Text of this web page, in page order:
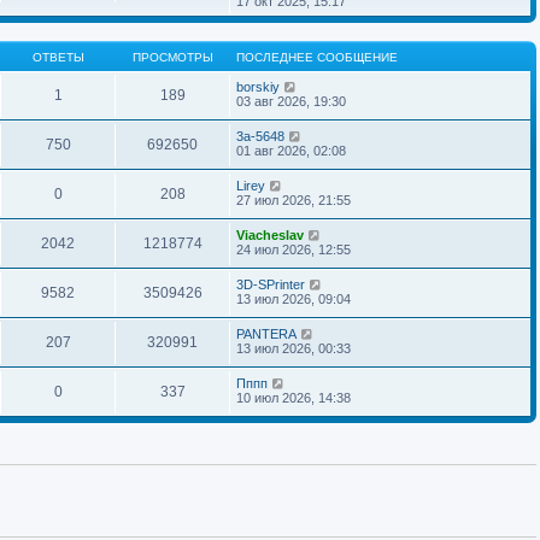
н
и
ю
б
щ
е
н
и
ю
н
е
м
у
о
е
н
ю
о
л
е
д
н
е
у
с
о
о
щ
е
н
и
р
й
т
и
п
л
е
д
е
м
с
щ
е
и
ОТВЕТЫ ПРОСМОТРЫ ПОСЛЕДНЕЕ СООБЩЕНИЕ
1 189
borskiy
03 авг 2026, 19:30
750 692650
3a-5648
01 авг 2026, 02:08
0 208
Lirey
27 июл 2026, 21:55
2042 1218774
Viacheslav
24 июл 2026, 12:55
9582 3509426
3D-SPrinter
13 июл 2026, 09:04
207 320991
PANTERA
13 июл 2026, 00:33
0 337
Пппп
10 июл 2026, 14:38